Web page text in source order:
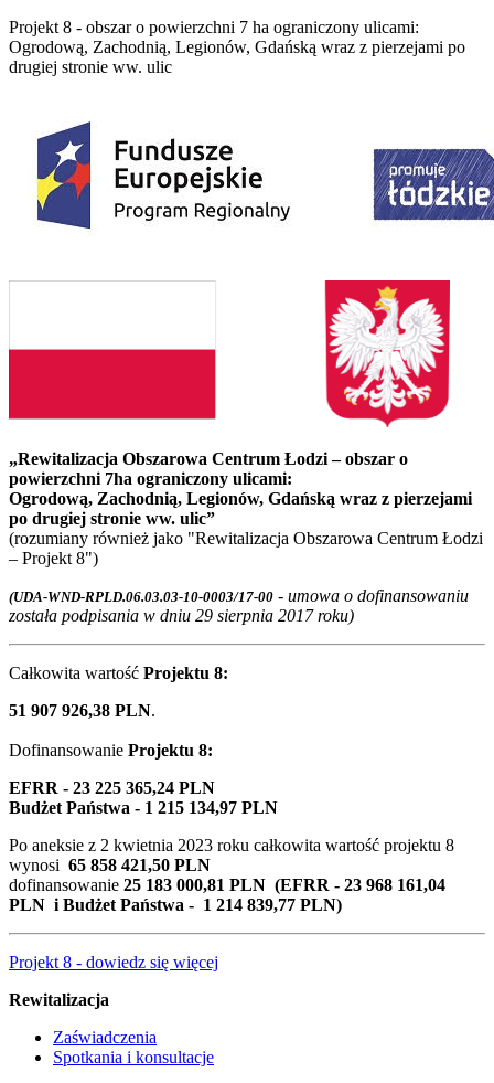
Projekt 8 - obszar o powierzchni 7 ha ograniczony ulicami:
Ogrodową, Zachodnią, Legionów, Gdańską wraz z pierzejami po
drugiej stronie ww. ulic
„Rewitalizacja Obszarowa Centrum Łodzi – obszar o
powierzchni 7ha ograniczony ulicami:
Ogrodową, Zachodnią, Legionów, Gdańską wraz z pierzejami
po drugiej stronie ww. ulic”
(rozumiany również jako "Rewitalizacja Obszarowa Centrum Łodzi
– Projekt 8")
(UDA-WND-RPLD.06.03.03-10-0003/17-00 - umowa o dofinansowaniu
została podpisania w dniu 29 sierpnia 2017 roku)
Całkowita wartość Projektu 8:
51 907 926,38 PLN.
Dofinansowanie Projektu 8:
EFRR - 23 225 365,24 PLN
Budżet Państwa - 1 215 134,97 PLN
Po aneksie z 2 kwietnia 2023 roku całkowita wartość projektu 8
wynosi 65 858 421,50 PLN
dofinansowanie 25 183 000,81 PLN (EFRR - 23 968 161,04
PLN i Budżet Państwa - 1 214 839,77 PLN)
Projekt 8 - dowiedz się więcej
Rewitalizacja
Zaświadczenia
Spotkania i konsultacje